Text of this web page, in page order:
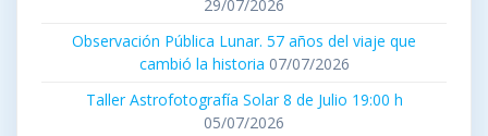
29/07/2026
Observación Pública Lunar. 57 años del viaje que
cambió la historia 07/07/2026
Taller Astrofotografía Solar 8 de Julio 19:00 h
05/07/2026